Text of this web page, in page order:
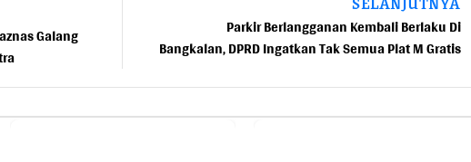
Galang Parkir Berlangganan Kembali Berlaku Di
Bangkalan, DPRD Ingatkan Tak Semua Plat M Gratis